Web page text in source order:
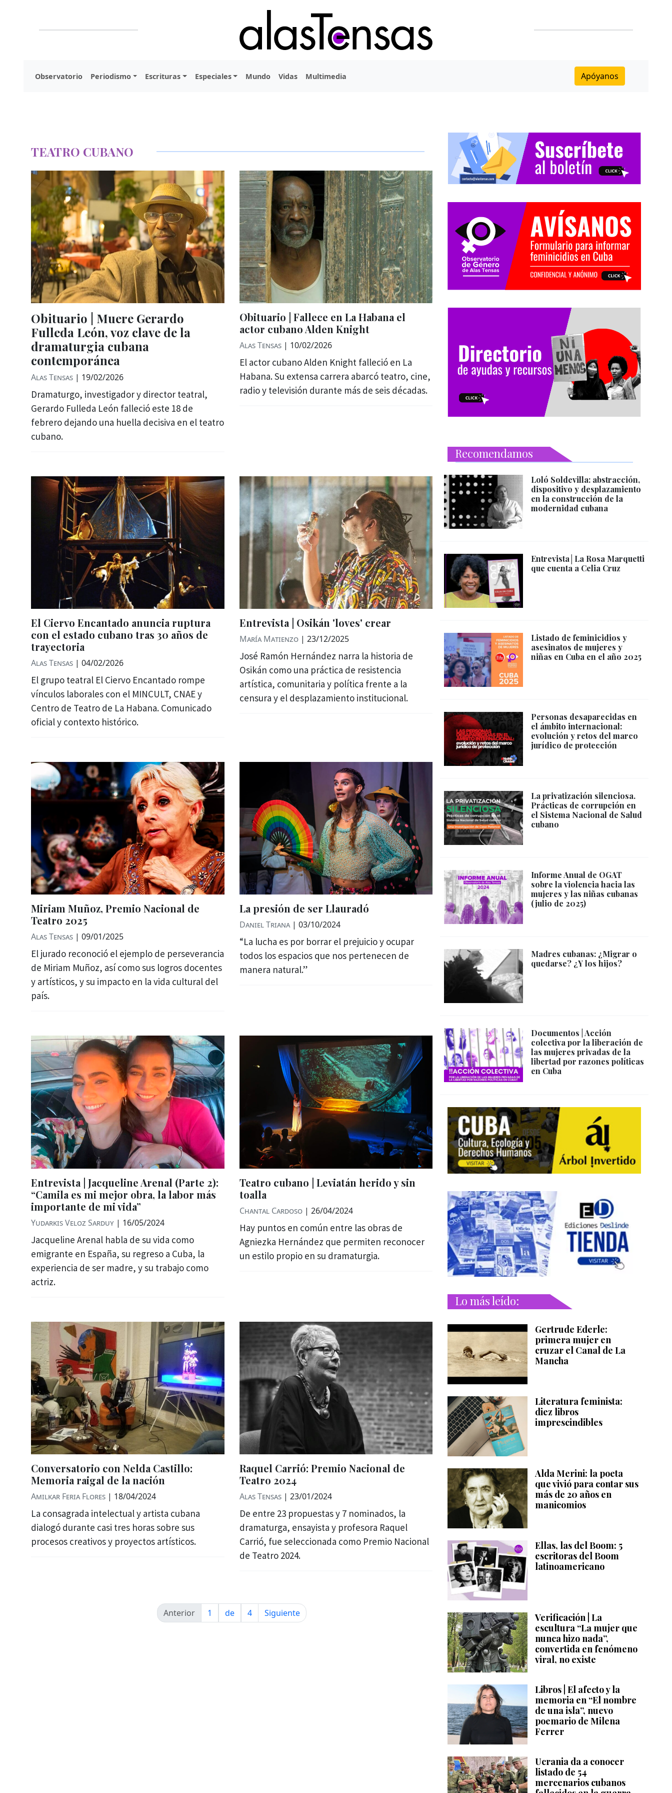
Observatorio Periodismo Escrituras Especiales Mundo Vidas Multimedia Apóyanos
TEATRO CUBANO
Obituario | Muere Gerardo
Fulleda León, voz clave de la
dramaturgia cubana
contemporánea
Alas Tensas | 19/02/2026
Dramaturgo, investigador y director teatral,
Gerardo Fulleda León falleció este 18 de
febrero dejando una huella decisiva en el teatro
cubano.
Obituario | Fallece en La Habana el
actor cubano Alden Knight
Alas Tensas | 10/02/2026
El actor cubano Alden Knight falleció en La
Habana. Su extensa carrera abarcó teatro, cine,
radio y televisión durante más de seis décadas.
El Ciervo Encantado anuncia ruptura
con el estado cubano tras 30 años de
trayectoria
Alas Tensas | 04/02/2026
El grupo teatral El Ciervo Encantado rompe
vínculos laborales con el MINCULT, CNAE y
Centro de Teatro de La Habana. Comunicado
oficial y contexto histórico.
Entrevista | Osikán 'loves' crear
María Matienzo | 23/12/2025
José Ramón Hernández narra la historia de
Osikán como una práctica de resistencia
artística, comunitaria y política frente a la
censura y el desplazamiento institucional.
Miriam Muñoz, Premio Nacional de
Teatro 2025
Alas Tensas | 09/01/2025
El jurado reconoció el ejemplo de perseverancia
de Miriam Muñoz, así como sus logros docentes
y artísticos, y su impacto en la vida cultural del
país.
La presión de ser Llauradó
Daniel Triana | 03/10/2024
“La lucha es por borrar el prejuicio y ocupar
todos los espacios que nos pertenecen de
manera natural.”
Entrevista | Jacqueline Arenal (Parte 2):
“Camila es mi mejor obra, la labor más
importante de mi vida”
Yudarkis Veloz Sarduy | 16/05/2024
Jacqueline Arenal habla de su vida como
emigrante en España, su regreso a Cuba, la
experiencia de ser madre, y su trabajo como
actriz.
Teatro cubano | Leviatán herido y sin
toalla
Chantal Cardoso | 26/04/2024
Hay puntos en común entre las obras de
Agniezka Hernández que permiten reconocer
un estilo propio en su dramaturgia.
Conversatorio con Nelda Castillo:
Memoria raigal de la nación
Amilkar Feria Flores | 18/04/2024
La consagrada intelectual y artista cubana
dialogó durante casi tres horas sobre sus
procesos creativos y proyectos artísticos.
Raquel Carrió: Premio Nacional de
Teatro 2024
Alas Tensas | 23/01/2024
De entre 23 propuestas y 7 nominados, la
dramaturga, ensayista y profesora Raquel
Carrió, fue seleccionada como Premio Nacional
de Teatro 2024.
Anterior 1 de 4 Siguiente
Recomendamos
Loló Soldevilla: abstracción,
dispositivo y desplazamiento
en la construcción de la
modernidad cubana
Entrevista│La Rosa Marquetti
que cuenta a Celia Cruz
Listado de feminicidios y
asesinatos de mujeres y
niñas en Cuba en el año 2025
Personas desaparecidas en
el ámbito internacional:
evolución y retos del marco
jurídico de protección
La privatización silenciosa.
Prácticas de corrupción en
el Sistema Nacional de Salud
cubano
Informe Anual de OGAT
sobre la violencia hacia las
mujeres y las niñas cubanas
(julio de 2025)
Madres cubanas: ¿Migrar o
quedarse? ¿Y los hijos?
Documentos | Acción
colectiva por la liberación de
las mujeres privadas de la
libertad por razones políticas
en Cuba
Lo más leído:
Gertrude Ederle:
primera mujer en
cruzar el Canal de La
Mancha
Literatura feminista:
diez libros
imprescindibles
Alda Merini: la poeta
que vivió para contar sus
más de 20 años en
manicomios
Ellas, las del Boom: 5
escritoras del Boom
latinoamericano
Verificación | La
escultura “La mujer que
nunca hizo nada”,
convertida en fenómeno
viral, no existe
Libros | El afecto y la
memoria en “El nombre
de una isla”, nuevo
poemario de Milena
Ferrer
Ucrania da a conocer
listado de 54
mercenarios cubanos